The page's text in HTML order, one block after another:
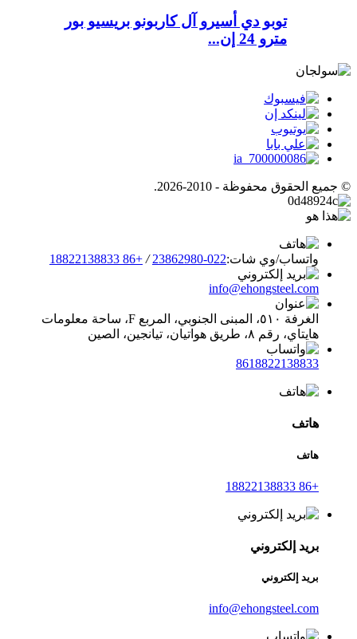
توبو دي أسيرو آل كاربونو بريسيو بور
مترو 24 إن...
© جميع الحقوق محفوظة - 2010-2026.
واتساب/وي شات:022-23862980
/
+86 18822138833
info@ehongsteel.com
الغرفة ٥١٠، المبنى الجنوبي، المربع F، ساحة معلومات
هايتاي، رقم ٨، طريق هواتيان، تيانجين، الصين
8618822138833
هاتف
هاتف
+86 18822138833
بريد إلكتروني
بريد إلكتروني
info@ehongsteel.com